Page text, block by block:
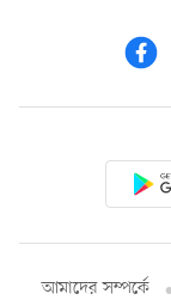
আমাদের সম্পর্কে